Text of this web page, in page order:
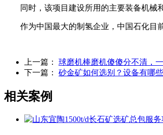
同时，该项目建设所用的主要装备机械
作为中国最大的制氢企业，中国石化目
上一篇： 球磨机棒磨机傻傻分不清，
下一篇： 砂金矿如何选别？设备有哪些
相关案例